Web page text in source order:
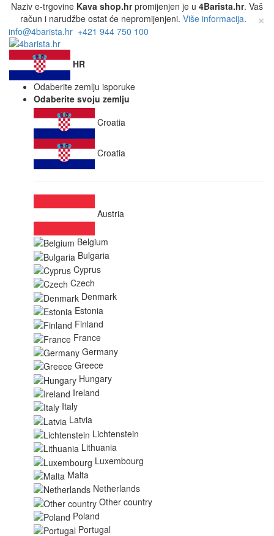
Naziv e-trgovine Kava shop.hrpromijenjen je u 4Barista.hr. Vaš
račun i narudžbe ostat će nepromijenjeni. Više informacija. ×
info@4barista.hr +421 944 750 100
HR
Odaberite zemlju isporuke
Odaberite svoju zemlju
Croatia
Croatia
Austria
Belgium
Bulgaria
Cyprus
Czech
Denmark
Estonia
Finland
France
Germany
Greece
Hungary
Ireland
Italy
Latvia
Lichtenstein
Lithuania
Luxembourg
Malta
Netherlands
Other country
Poland
Portugal